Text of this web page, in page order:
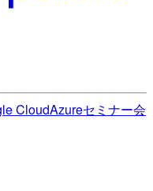
CloudAzureセミナー会